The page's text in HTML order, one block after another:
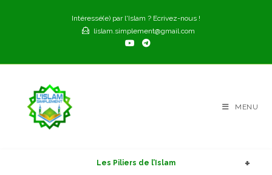
Intéressé(e) par l'Islam ? Ecrivez-nous !
lislam.simplement@gmail.com
MENU
Les Piliers de l’Islam